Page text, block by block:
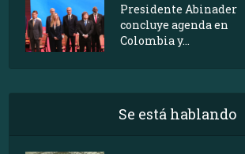
Presidente Abinader
concluye agenda en
Colombia y...
Se está hablando